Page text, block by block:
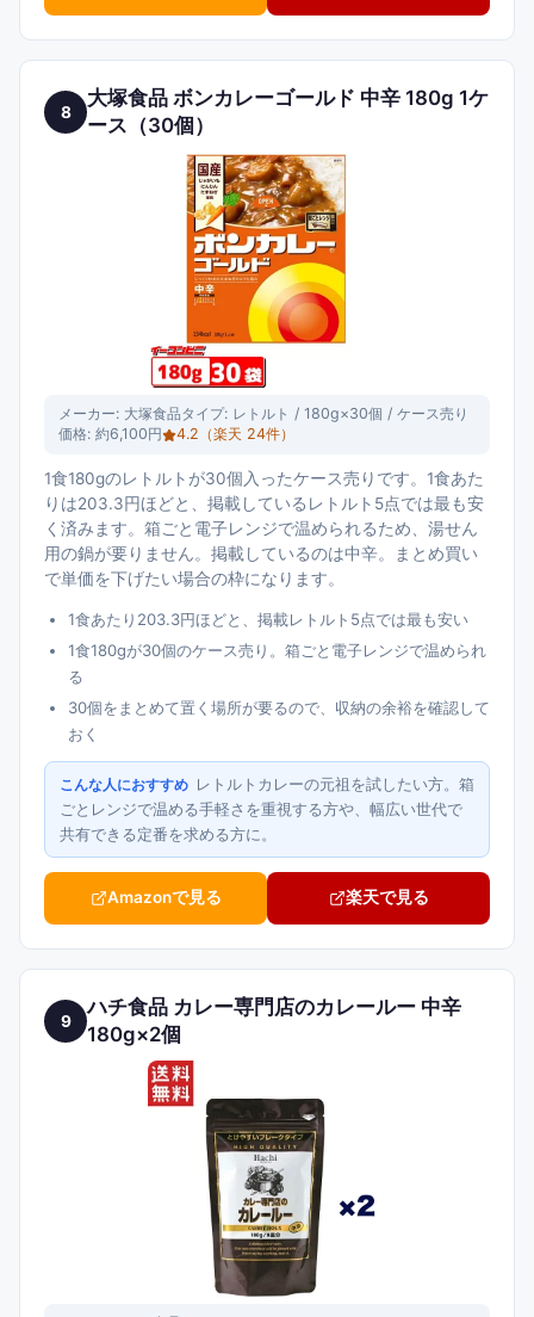
8
大塚食品 ボンカレーゴールド 中辛 180g 1ケ
ース（30個）
メーカー: 大塚食品タイプ: レトルト / 180g×30個 / ケース売り
価格: 約6,100円 4.2 （楽天 24件）
1食180gのレトルトが30個入ったケース売りです。1食あた
りは203.3円ほどと、掲載しているレトルト5点では最も安
く済みます。箱ごと電子レンジで温められるため、湯せん
用の鍋が要りません。掲載しているのは中辛。まとめ買い
で単価を下げたい場合の枠になります。
1食あたり203.3円ほどと、掲載レトルト5点では最も安い
1食180gが30個のケース売り。箱ごと電子レンジで温められ
る
30個をまとめて置く場所が要るので、収納の余裕を確認して
おく
こんな人におすすめ レトルトカレーの元祖を試したい方。箱
ごとレンジで温める手軽さを重視する方や、幅広い世代で
共有できる定番を求める方に。
Amazonで見る 楽天で見る
9
ハチ食品 カレー専門店のカレールー 中辛
180g×2個